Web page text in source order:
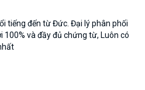
tiếng đến từ Đức. Đại lý phân phối
100% và đầy đủ chứng từ, Luôn có